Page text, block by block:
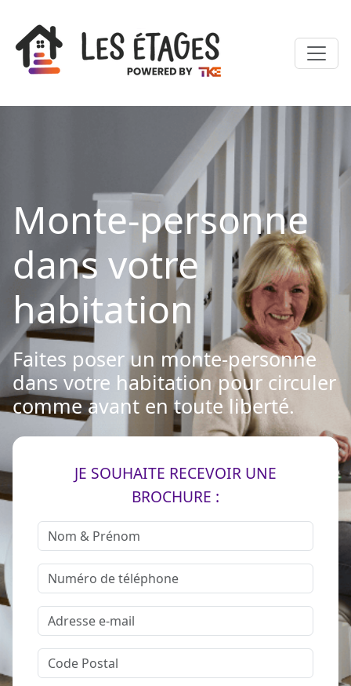
Monte-personne
dans votre
habitation
Faites poser un monte-personne
dans votre habitation pour circuler
comme avant en toute liberté.
JE SOUHAITE RECEVOIR UNE
BROCHURE :